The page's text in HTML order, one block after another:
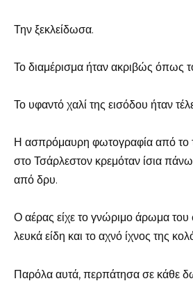
Την ξεκλείδωσα.
Το διαμέρισμα ήταν ακριβώς όπως
Το υφαντό χαλί της εισόδου ήταν
Η ασπρόμαυρη φωτογραφία από το
στο Τσάρλεστον κρεμόταν ίσια
από δρυ.
Ο αέρας είχε το γνώριμο άρωμα του
λευκά είδη και το αχνό ίχνος της
Παρόλα αυτά, περπάτησα σε κάθε